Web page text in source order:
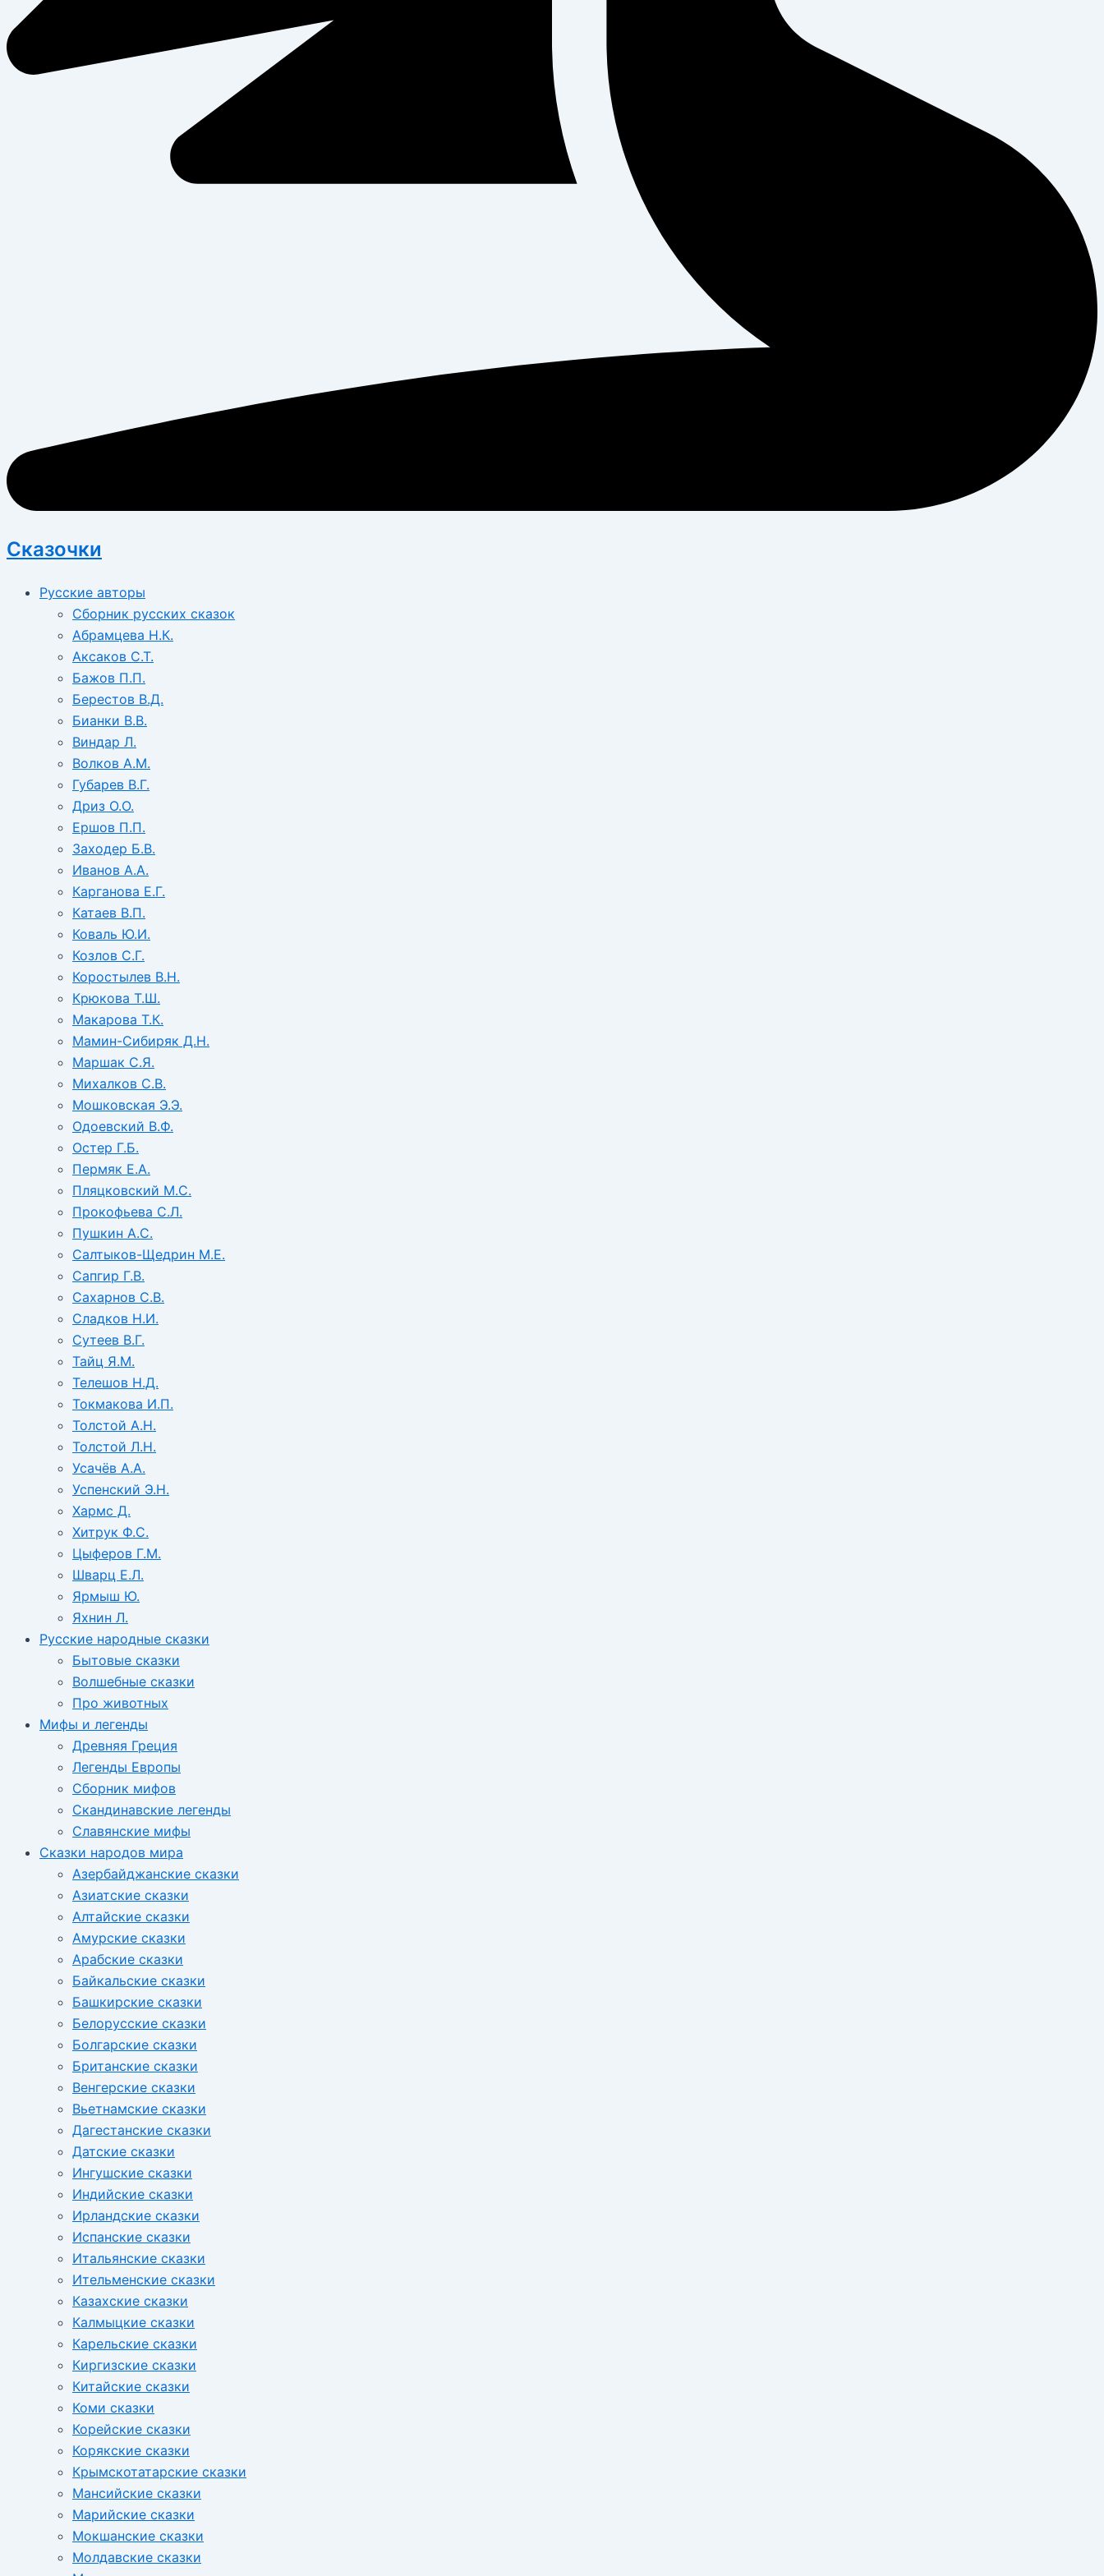
Сказочки
Русские авторы
Сборник русских сказок
Абрамцева Н.К.
Аксаков С.Т.
Бажов П.П.
Берестов В.Д.
Бианки В.В.
Виндар Л.
Волков А.М.
Губарев В.Г.
Дриз О.О.
Ершов П.П.
Заходер Б.В.
Иванов А.А.
Карганова Е.Г.
Катаев В.П.
Коваль Ю.И.
Козлов С.Г.
Коростылев В.Н.
Крюкова Т.Ш.
Макарова Т.К.
Мамин-Сибиряк Д.Н.
Маршак С.Я.
Михалков С.В.
Мошковская Э.Э.
Одоевский В.Ф.
Остер Г.Б.
Пермяк Е.А.
Пляцковский М.С.
Прокофьева С.Л.
Пушкин А.С.
Салтыков-Щедрин М.Е.
Сапгир Г.В.
Сахарнов С.В.
Сладков Н.И.
Сутеев В.Г.
Тайц Я.М.
Телешов Н.Д.
Токмакова И.П.
Толстой А.Н.
Толстой Л.Н.
Усачёв А.А.
Успенский Э.Н.
Хармс Д.
Хитрук Ф.С.
Цыферов Г.М.
Шварц Е.Л.
Ярмыш Ю.
Яхнин Л.
Русские народные сказки
Бытовые сказки
Волшебные сказки
Про животных
Мифы и легенды
Древняя Греция
Легенды Европы
Сборник мифов
Скандинавские легенды
Славянские мифы
Сказки народов мира
Азербайджанские сказки
Азиатские сказки
Алтайские сказки
Амурские сказки
Арабские сказки
Байкальские сказки
Башкирские сказки
Белорусские сказки
Болгарские сказки
Британские сказки
Венгерские сказки
Вьетнамские сказки
Дагестанские сказки
Датские сказки
Ингушские сказки
Индийские сказки
Ирландские сказки
Испанские сказки
Итальянские сказки
Ительменские сказки
Казахские сказки
Калмыцкие сказки
Карельские сказки
Киргизские сказки
Китайские сказки
Коми сказки
Корейские сказки
Корякские сказки
Крымскотатарские сказки
Мансийские сказки
Марийские сказки
Мокшанские сказки
Молдавские сказки